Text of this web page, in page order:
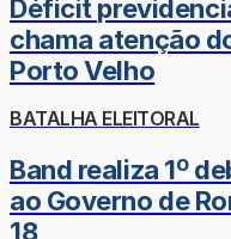
Déficit
chama atenção
Porto Velho
BATALHA ELEITORAL
Band realiza 1º
ao Governo de
18